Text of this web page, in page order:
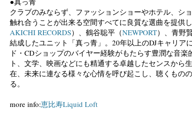
クラブのみならず、ファッションショーやホテル、シ
触れ合うことが出来る空間すべてに良質な選曲を提供
AKICHI RECORDS）、鶴谷聡平（NEWPORT）、青野
結成したユニット「真っ青」。20年以上のDJキャリア
ド・CDショップのバイヤー経験がもたらす豊潤な音
ト、文学、映画などにも精通する卓越したセンスから
在、未来に連なる様々な心情を呼び起こし、聴くもの
る。
more info:恵比寿Liquid Loft